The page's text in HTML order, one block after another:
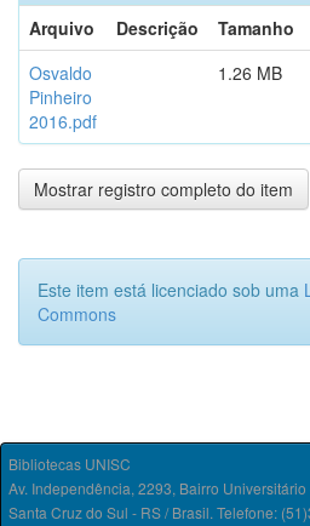
Arquivo
Descrição Tamanho
Osvaldo
Pinheiro
2016.pdf
1.26 MB
Mostrar registro completo do item
Este item está licenciado sob uma
Commons
Bibliotecas UNISC
Av. Independência, 2293, Bairro
Santa Cruz do Sul - RS / Brasil. Telefone: